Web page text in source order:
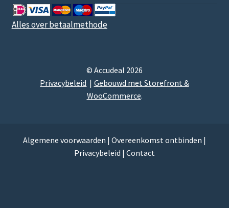
Alles over betaalmethode
© Accudeal 2026
Privacybeleid
Gebouwd met Storefront &
WooCommerce.
Algemene voorwaarden | Overeenkomst ontbinden |
Privacybeleid | Contact